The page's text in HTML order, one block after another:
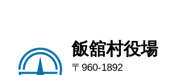
飯舘村役場
〒960-1892